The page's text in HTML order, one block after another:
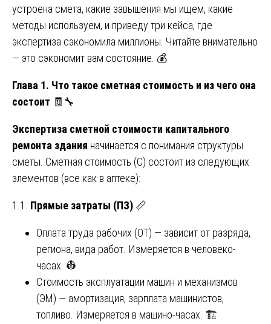
устроена смета, какие завышения мы ищем, какие
методы используем, и приведу три кейса, где
экспертиза сэкономила миллионы. Читайте внимательно
— это сэкономит вам состояние. 💰
Глава 1. Что такое сметная стоимость и из чего она
состоит 🧾🔧
Экспертиза сметной стоимости капитального
ремонта здания начинается с понимания структуры
сметы. Сметная стоимость (С) состоит из следующих
элементов (все как в аптеке):
1.1. Прямые затраты (ПЗ) 📏
Оплата труда рабочих (ОТ) — зависит от разряда,
региона, вида работ. Измеряется в человеко-
часах. 👷
Стоимость эксплуатации машин и механизмов
(ЭМ) — амортизация, зарплата машинистов,
топливо. Измеряется в машино-часах. 🏗️